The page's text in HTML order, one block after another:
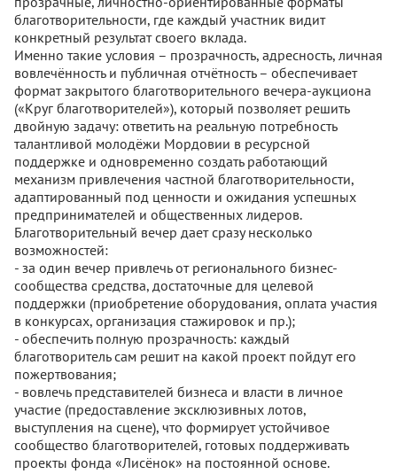
благотворительности, где каждый участник видит
конкретный результат своего вклада.
Именно такие условия – прозрачность, адресность, личная
вовлечённость и публичная отчётность – обеспечивает
формат закрытого благотворительного вечера-аукциона
(«Круг благотворителей»), который позволяет решить
двойную задачу: ответить на реальную потребность
талантливой молодёжи Мордовии в ресурсной
поддержке и одновременно создать работающий
механизм привлечения частной благотворительности,
адаптированный под ценности и ожидания успешных
предпринимателей и общественных лидеров.
Благотворительный вечер дает сразу несколько
возможностей:
- за один вечер привлечь от регионального бизнес-
сообщества средства, достаточные для целевой
поддержки (приобретение оборудования, оплата участия
в конкурсах, организация стажировок и пр.);
- обеспечить полную прозрачность: каждый
благотворитель сам решит на какой проект пойдут его
пожертвования;
- вовлечь представителей бизнеса и власти в личное
участие (предоставление эксклюзивных лотов,
выступления на сцене), что формирует устойчивое
сообщество благотворителей, готовых поддерживать
проекты фонда «Лисёнок» на постоянной основе.